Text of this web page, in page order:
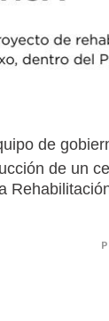
de
de un